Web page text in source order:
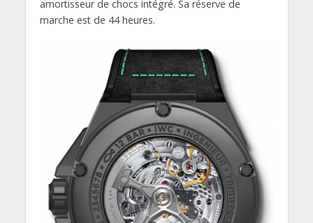
amortisseur de chocs intégré. Sa réserve de
marche est de 44 heures.